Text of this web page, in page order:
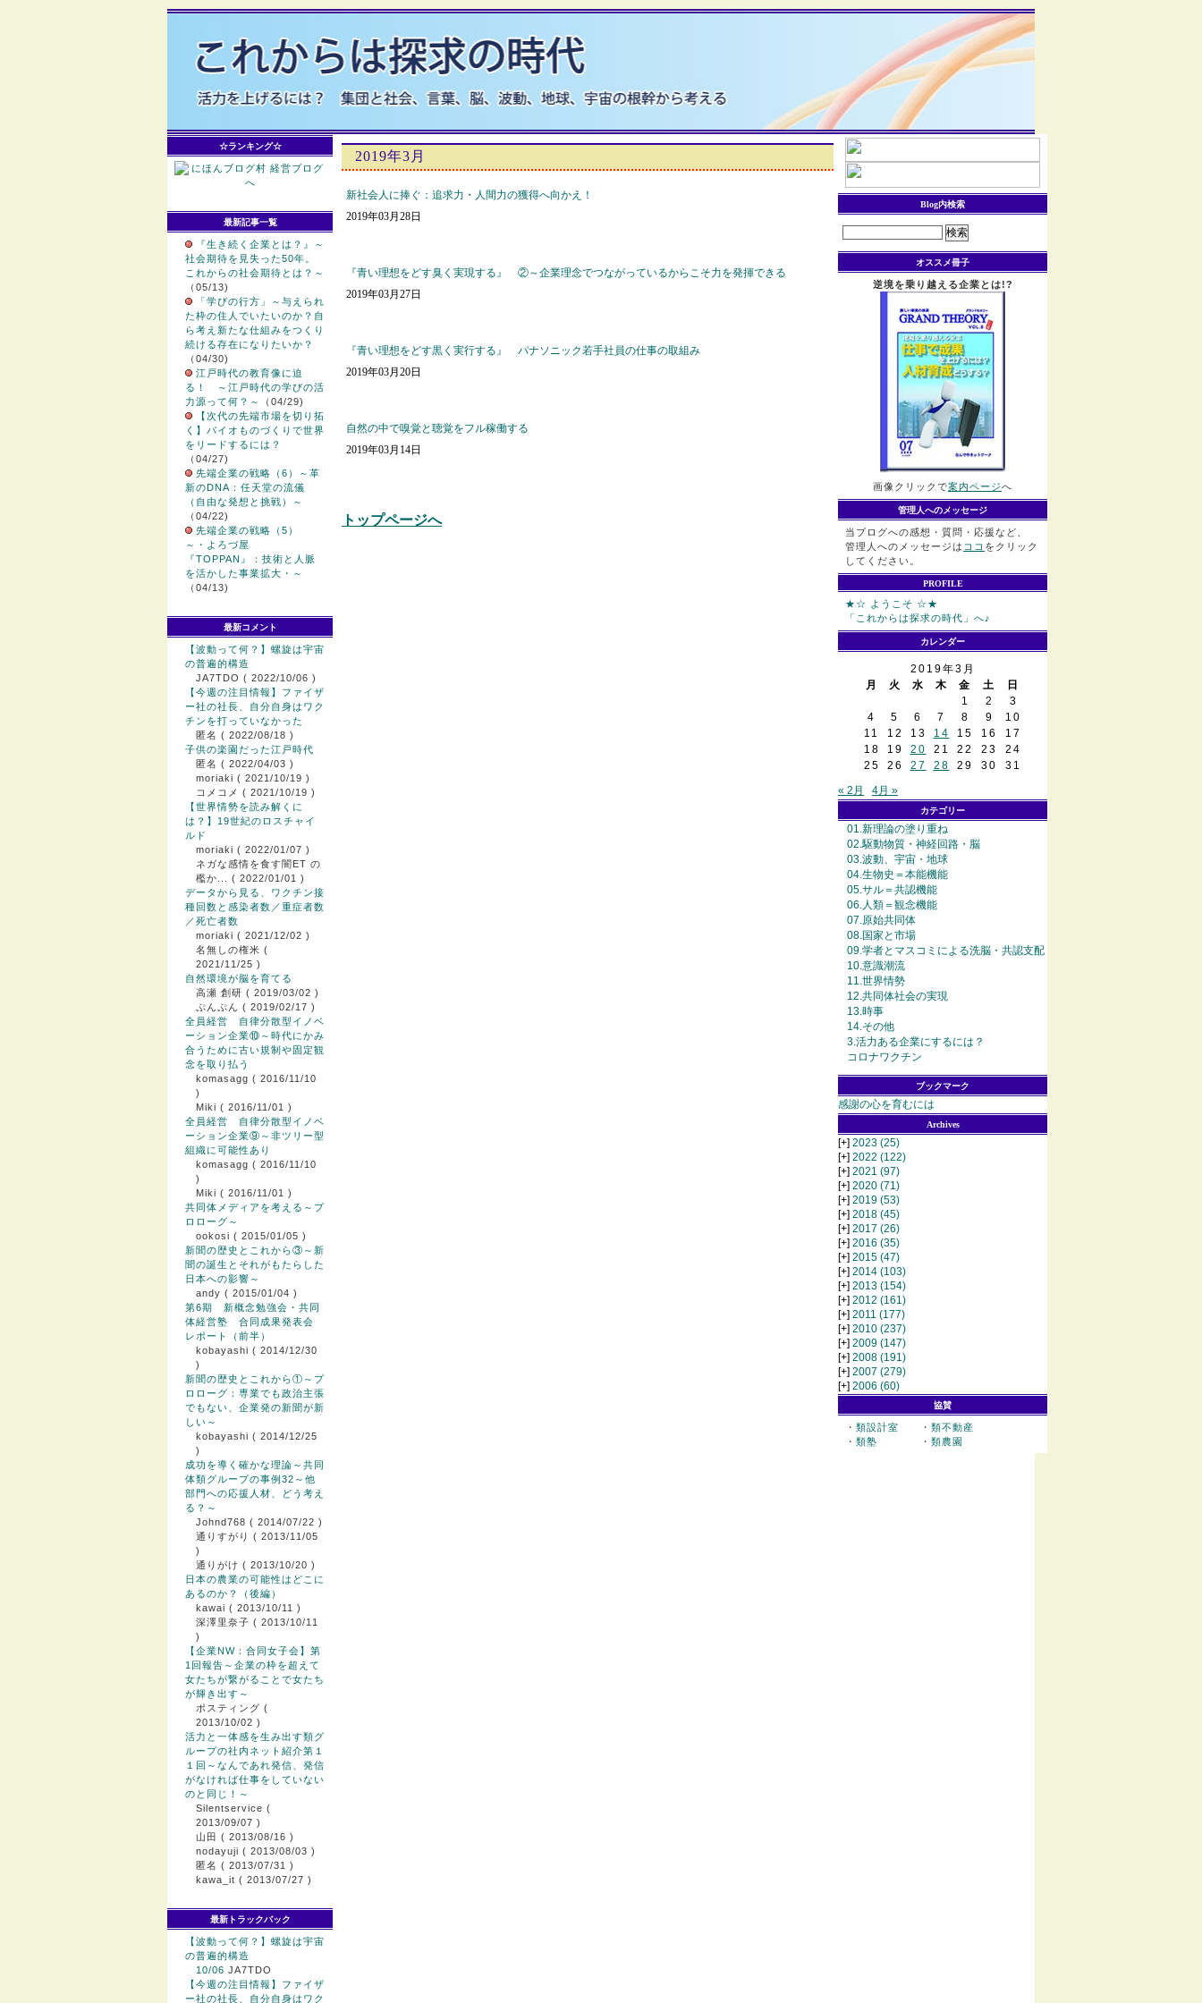
☆ランキング☆
最新記事一覧
『生き続く企業とは？』～
社会期待を見失った50年。
これからの社会期待とは？～
（05/13)
「学びの行方」～与えられ
た枠の住人でいたいのか？自
ら考え新たな仕組みをつくり
続ける存在になりたいか？
（04/30)
江戸時代の教育像に迫
る！ ～江戸時代の学びの活
力源って何？～
（04/29)
【次代の先端市場を切り拓
く】バイオものづくりで世界
をリードするには？
（04/27)
先端企業の戦略（6）～革
新のDNA：任天堂の流儀
（自由な発想と挑戦）～
（04/22)
先端企業の戦略（5）
～・よろづ屋
『TOPPAN』：技術と人脈
を活かした事業拡大・～
（04/13)
最新コメント
【波動って何？】螺旋は宇宙
の普遍的構造
JA7TDO ( 2022/10/06 )
【今週の注目情報】ファイザ
ー社の社長、自分自身はワク
チンを打っていなかった
匿名 ( 2022/08/18 )
子供の楽園だった江戸時代
匿名 ( 2022/04/03 )
moriaki ( 2021/10/19 )
コメコメ ( 2021/10/19 )
【世界情勢を読み解くに
は？】19世紀のロスチャイ
ルド
moriaki ( 2022/01/07 )
ネガな感情を食す闇ET の
檻か... ( 2022/01/01 )
データから見る、ワクチン接
種回数と感染者数／重症者数
／死亡者数
moriaki ( 2021/12/02 )
名無しの権米 (
2021/11/25 )
自然環境が脳を育てる
高瀬 創研 ( 2019/03/02 )
ぷんぷん ( 2019/02/17 )
全員経営 自律分散型イノベ
ーション企業⑩～時代にかみ
合うために古い規制や固定観
念を取り払う
komasagg ( 2016/11/10
)
Miki ( 2016/11/01 )
全員経営 自律分散型イノベ
ーション企業⑨～非ツリー型
組織に可能性あり
komasagg ( 2016/11/10
)
Miki ( 2016/11/01 )
共同体メディアを考える～プ
ロローグ～
ookosi ( 2015/01/05 )
新聞の歴史とこれから③～新
聞の誕生とそれがもたらした
日本への影響～
andy ( 2015/01/04 )
第6期 新概念勉強会・共同
体経営塾 合同成果発表会
レポート（前半）
kobayashi ( 2014/12/30
)
新聞の歴史とこれから①～プ
ロローグ：専業でも政治主張
でもない、企業発の新聞が新
しい～
kobayashi ( 2014/12/25
)
成功を導く確かな理論～共同
体類グループの事例32～他
部門への応援人材、どう考え
る？～
Johnd768 ( 2014/07/22 )
通りすがり ( 2013/11/05
)
通りがけ ( 2013/10/20 )
日本の農業の可能性はどこに
あるのか？（後編）
kawai ( 2013/10/11 )
深澤里奈子 ( 2013/10/11
)
【企業NW：合同女子会】第
1回報告～企業の枠を超えて
女たちが繋がることで女たち
が輝き出す～
ポスティング (
2013/10/02 )
活力と一体感を生み出す類グ
ループの社内ネット紹介第１
１回～なんであれ発信、発信
がなければ仕事をしていない
のと同じ！～
Silentservice (
2013/09/07 )
山田 ( 2013/08/16 )
nodayuji ( 2013/08/03 )
匿名 ( 2013/07/31 )
kawa_it ( 2013/07/27 )
最新トラックバック
【波動って何？】螺旋は宇宙
の普遍的構造
10/06 JA7TDO
【今週の注目情報】ファイザ
ー社の社長、自分自身はワク
2019年3月
新社会人に捧ぐ：追求力・人間力の獲得へ向かえ！
2019年03月28日
『青い理想をどす臭く実現する』 ②～企業理念でつながっているからこそ力を発揮できる
2019年03月27日
『青い理想をどす黒く実行する』 パナソニック若手社員の仕事の取組み
2019年03月20日
自然の中で嗅覚と聴覚をフル稼働する
2019年03月14日
トップページへ
Blog内検索
オススメ冊子
逆境を乗り越える企業とは!?
画像クリックで案内ページへ
管理人へのメッセージ
当ブログへの感想・質問・応援など、
管理人へのメッセージは ココ をクリック
してください。
PROFILE
★☆ ようこそ ☆★
「これからは探求の時代」へ♪
カレンダー
2019年3月
月
火 水 木 金 土
日
1
2
3
4
5 6 7 8 9
10
11
12 13 14 15 16
17
18
19 20 21 22 23
24
25
26 27 28 29 30
31
« 2月
4月 »
カテゴリー
01.新理論の塗り重ね
02.駆動物質・神経回路・脳
03.波動、宇宙・地球
04.生物史＝本能機能
05.サル＝共認機能
06.人類＝観念機能
07.原始共同体
08.国家と市場
09.学者とマスコミによる洗脳・共認支配
10.意識潮流
11.世界情勢
12.共同体社会の実現
13.時事
14.その他
3.活力ある企業にするには？
コロナワクチン
ブックマーク
感謝の心を育むには
Archives
[+] 2023 (25)
[+] 2022 (122)
[+] 2021 (97)
[+] 2020 (71)
[+] 2019 (53)
[+] 2018 (45)
[+] 2017 (26)
[+] 2016 (35)
[+] 2015 (47)
[+] 2014 (103)
[+] 2013 (154)
[+] 2012 (161)
[+] 2011 (177)
[+] 2010 (237)
[+] 2009 (147)
[+] 2008 (191)
[+] 2007 (279)
[+] 2006 (60)
協賛
・ 類設計室 ・ 類不動産
・ 類塾 ・ 類農園